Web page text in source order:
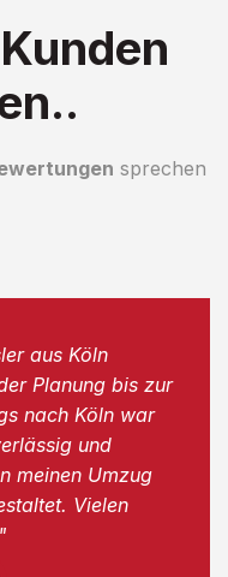
sprechen
aus Köln
Planung bis zur
nach Köln war
und
meinen Umzug
Vielen